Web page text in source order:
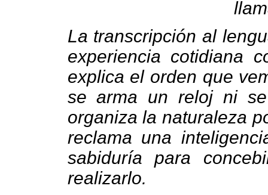
La transcripción al
experiencia cotidiana
explica el orden que
se arma un reloj ni
organiza la naturaleza
reclama una
sabiduría para
realizarlo.